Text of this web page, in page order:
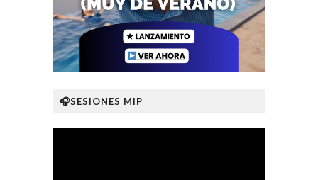
🎧SESIONES MIP